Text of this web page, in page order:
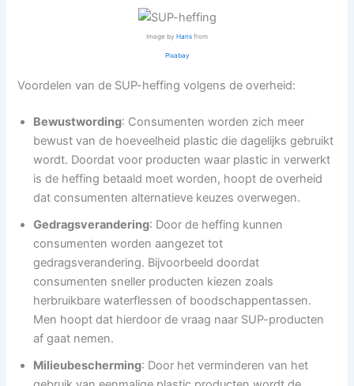
Image by Hans from
Pixabay
Voordelen van de SUP-heffing volgens de overheid:
Bewustwording: Consumenten worden zich meer
bewust van de hoeveelheid plastic die dagelijks gebruikt
wordt. Doordat voor producten waar plastic in verwerkt
is de heffing betaald moet worden, hoopt de overheid
dat consumenten alternatieve keuzes overwegen.
Gedragsverandering: Door de heffing kunnen
consumenten worden aangezet tot
gedragsverandering. Bijvoorbeeld doordat
consumenten sneller producten kiezen zoals
herbruikbare waterflessen of boodschappentassen.
Men hoopt dat hierdoor de vraag naar SUP-producten
af gaat nemen.
Milieubescherming: Door het verminderen van het